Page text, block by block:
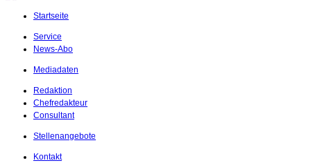
Startseite
Service
News-Abo
Mediadaten
Redaktion
Chefredakteur
Consultant
Stellenangebote
Kontakt